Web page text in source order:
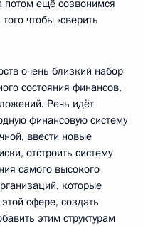
потом ещё созвонимся
чтобы «сверить
очень близкий набор
состояния финансов,
Речь идёт
финансовую систему
ввести новые
отстроить систему
самого высокого
которые
сфере, создать
этим структурам